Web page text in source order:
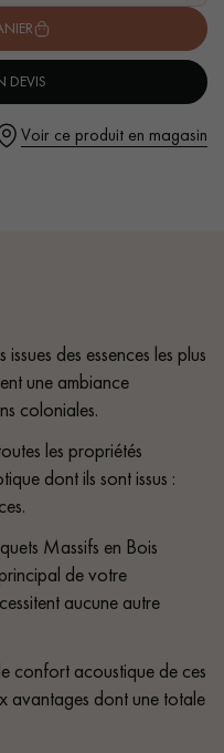
gratuit !
DEVIS
Voir ce produit en magasin
des essences les plus
une ambiance
coloniales.
les propriétés
dont ils sont issus :
Massifs en Bois
de votre
aucune autre
confort acoustique de ces
avantages dont une totale